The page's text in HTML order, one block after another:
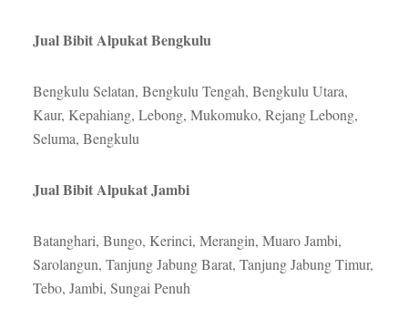
Jual Bibit Alpukat Bengkulu
Bengkulu Selatan, Bengkulu Tengah, Bengkulu Utara,
Kaur, Kepahiang, Lebong, Mukomuko, Rejang Lebong,
Seluma, Bengkulu
Jual Bibit Alpukat Jambi
Batanghari, Bungo, Kerinci, Merangin, Muaro Jambi,
Sarolangun, Tanjung Jabung Barat, Tanjung Jabung Timur,
Tebo, Jambi, Sungai Penuh